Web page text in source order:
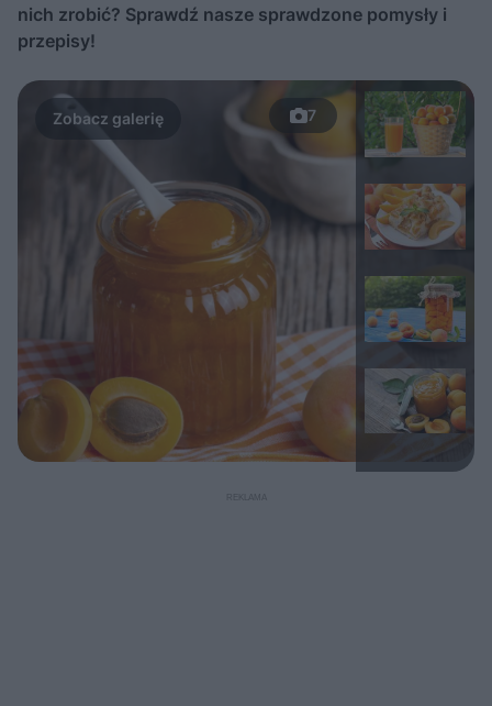
nich zrobić? Sprawdź nasze sprawdzone pomysły i
przepisy!
7